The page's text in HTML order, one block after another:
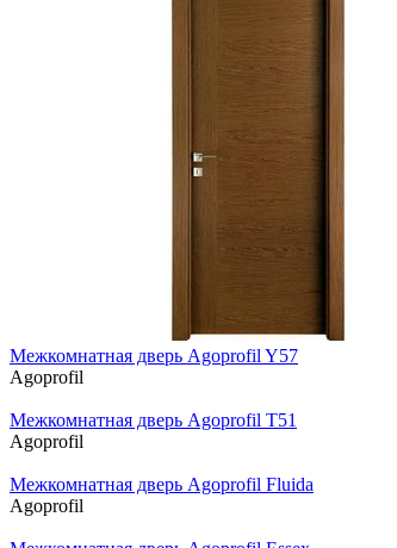
Межкомнатная дверь Agoprofil Y57
Agoprofil
Межкомнатная дверь Agoprofil T51
Agoprofil
Межкомнатная дверь Agoprofil Fluida
Agoprofil